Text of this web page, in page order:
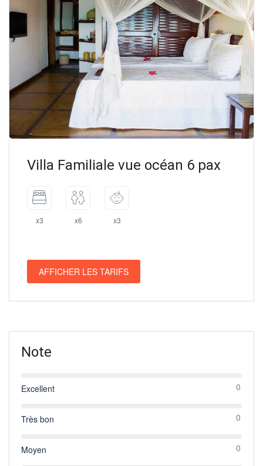
Villa Familiale vue océan 6 pax
x3 x6 x3
AFFICHER LES TARIFS
Note
Excellent 0
Très bon 0
Moyen 0